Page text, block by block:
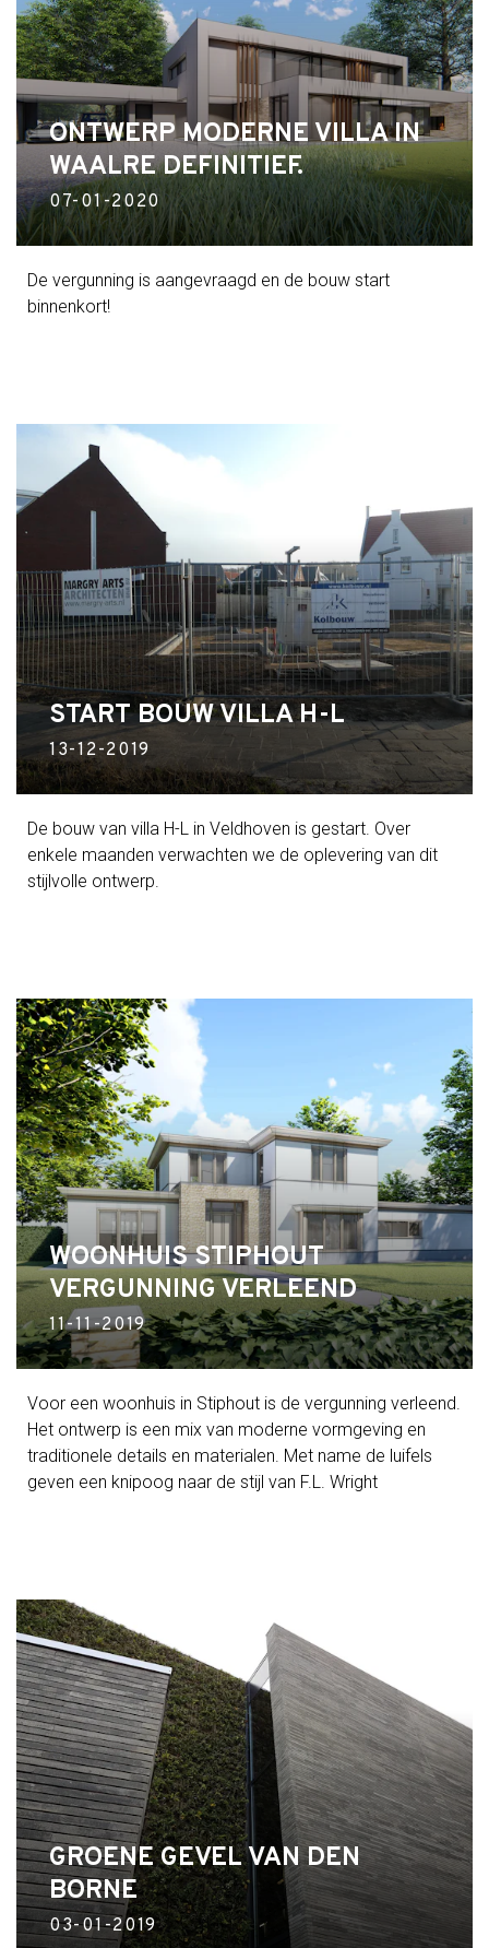
ONTWERP MODERNE VILLA IN
WAALRE DEFINITIEF.
07-01-2020
De vergunning is aangevraagd en de bouw start
binnenkort!
START BOUW VILLA H-L
13-12-2019
De bouw van villa H-L in Veldhoven is gestart. Over
enkele maanden verwachten we de oplevering van dit
stijlvolle ontwerp.
WOONHUIS STIPHOUT
VERGUNNING VERLEEND
11-11-2019
Voor een woonhuis in Stiphout is de vergunning verleend.
Het ontwerp is een mix van moderne vormgeving en
traditionele details en materialen. Met name de luifels
geven een knipoog naar de stijl van F.L. Wright
GROENE GEVEL VAN DEN
BORNE
03-01-2019